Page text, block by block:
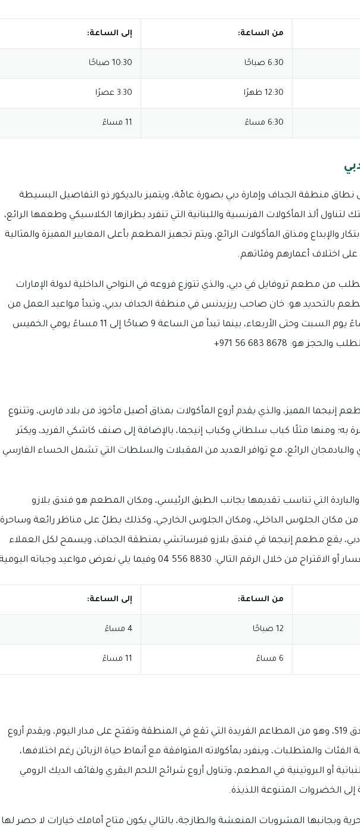
من الساعة: إلى الساعة:
6:30 صباحًا 10:30 صباحًا
12:30 ظهرًا 3:30 عصرًا
6:30 مساءً 11 مساءً
منطقة الجداف وإمارة دبي بصورة عامّة، ويتميز بالديكور ذو التفاصيل البسيطة
لتناول ألذ المأكولات الفرنسية واللبنانية التي تنفرد بطرازها الكلاسيكي وطعمها الرائع،
والإبداع ومذاق المأكولات الرائع، ويتم تجهيز المطعم بأعلى المعايير المميزة والمثالية
على اختلاف أعمارهم وفئاتهم.
من مطعم تروفايل في دبي، والذي تتوزع فروعه في النواحي الداخلية لدولة الإمارات
بالتحديد هو: خان صاحب ريزيدنس في منطقة الجداف بدبي، وتبدأ مواعيد العمل من
الساعة 9 صباحًا إلى 10 مساءً يوم السبت وحتى الأربعاء، بينما تبدأ من الساعة 9 صباحًا إلى 11 مساءً يومي الخميس
هو: 8678 683 56 971+
إنيجما المميز، والذي يقدم أروع المأكولات بمذاق أصيل مأخوذ من بلاد فارس، وتتنوع
به؛ ومنها مثلًا كباب سلطاني وكباب إنيجما، بالإضافة إلى صنف كاشكي الفريد، ويكثر
الرائع، مع توافر العديد من المقبلات والسلطات التي تشمل الحساء الفارسي
التي تناسب تقديمها بجانب الطبق الرئيسي، ومكان المطعم هو فندق بلازو
مكان الجلوس الداخلي، ومكان الجلوس الخارجي، وكذلك يطلّ على مناظر رائعة وساحرة
دبي، يقع مطعم إنيجما في فندق بلازو فيرساتشي بمنطقة الجداف، ويسمح لكل العملاء
التالي: 8830 556 04 وفيما يلي نعرض مواعيد وجباته اليومية:
من الساعة: إلى الساعة:
12 صباحًا 4 مساءً
6 مساءً 11 مساءً
يتبع مطعم فيوجن دبي فندق S19، وهو من المطاعم الفريدة التي تقع في المنطقة وتفتح على مدار اليوم، ويقدم أروع
والمتطلبات، وينفرد بمأكولاته المتوافقة مع أنماط حياة الزبائن رغم اختلافها،
أو البروتينية في المطعم، وتناول أروع شرائح اللحم البقري ولفائف الديك الرومي
الخضروات المتنوعة اللذيذة.
وبجانبها المشروبات المنعشة والطازجة، بالتالي يكون متاح أمامك خيارات لا حصر لها